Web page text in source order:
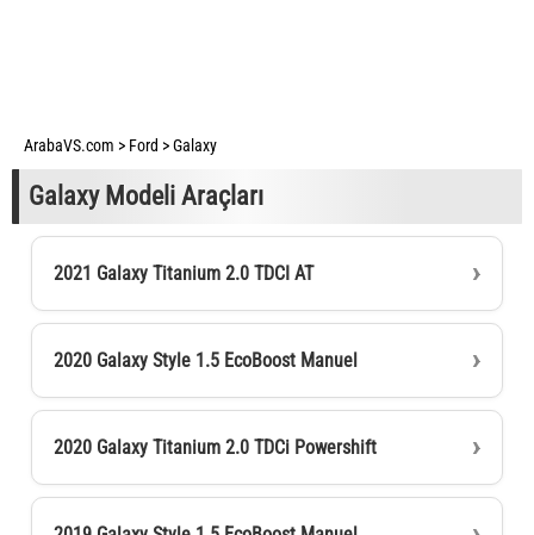
ArabaVS.com > Ford >Galaxy
Galaxy Modeli Araçları
2021 Galaxy Titanium 2.0 TDCI AT
2020 Galaxy Style 1.5 EcoBoost Manuel
2020 Galaxy Titanium 2.0 TDCi Powershift